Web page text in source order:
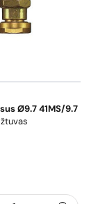
Ø9.7 41MS/9.7